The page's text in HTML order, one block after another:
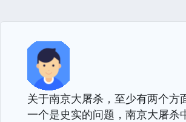
关于南京大屠杀，至少有两个方
一个是史实的问题，南京大屠杀